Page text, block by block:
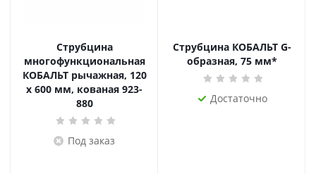
Струбцина
многофункциональная
КОБАЛЬТ рычажная, 120
х 600 мм, кованая 923-
880
Под заказ
Струбцина КОБАЛЬТ G-
образная, 75 мм*
Достаточно